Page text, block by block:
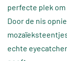
perfecte plek
Door de nis
echte